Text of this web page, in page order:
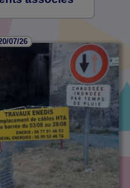
07/26